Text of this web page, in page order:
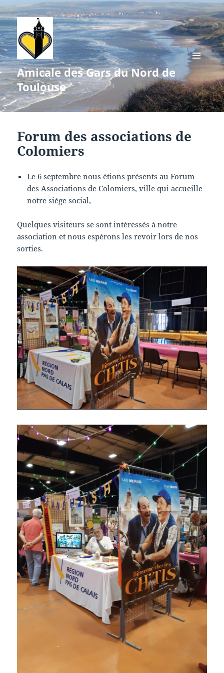
Amicale des Gars du Nord de
Toulouse
MENU
WIDGETS
Forum des associations de
Colomiers
Le 6 septembre nous étions présents au Forum
des Associations de Colomiers, ville qui accueille
notre siège social,
Quelques visiteurs se sont intéressés à notre
association et nous espérons les revoir lors de nos
sorties.